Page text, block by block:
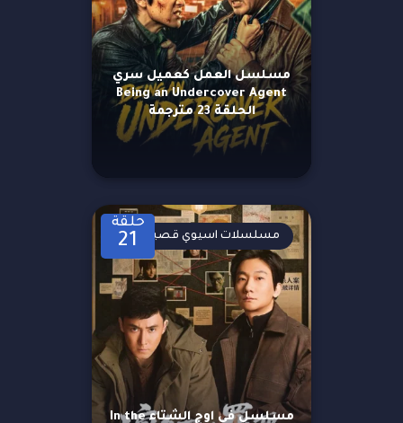
مسلسل العمل كعميل سري
Being an Undercover Agent
الحلقة 23 مترجمة
حلقة
21
مسلسل في اوج الشتاء In the
مسلسلات اسيوي قصيرة